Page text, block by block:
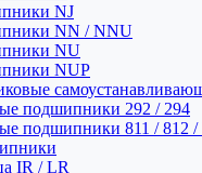
NJ
NN / NNU
NU
NUP
подшипники 292 / 294
подшипники 811 / 812
IR / LR